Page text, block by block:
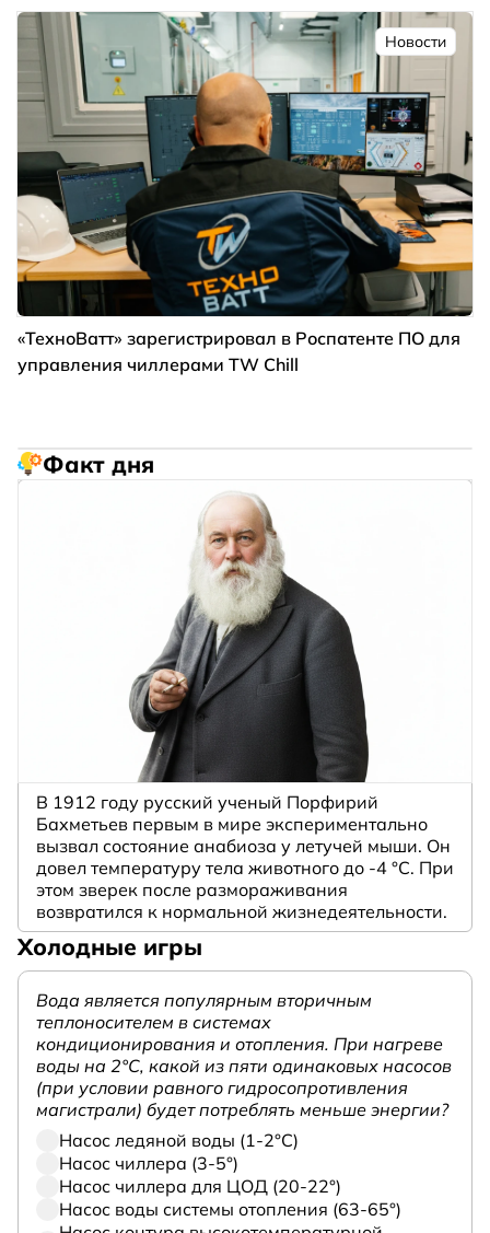
Новости
«ТехноВатт» зарегистрировал в Роспатенте ПО для
управления чиллерами TW Chill
Факт дня
В 1912 году русский ученый Порфирий
Бахметьев первым в мире экспериментально
вызвал состояние анабиоза у летучей мыши. Он
довел температуру тела животного до -4 °C. При
этом зверек после размораживания
возвратился к нормальной жизнедеятельности.
Холодные игры
Вода является популярным вторичным
теплоносителем в системах
кондиционирования и отопления. При нагреве
воды на 2°С, какой из пяти одинаковых насосов
(при условии равного гидросопротивления
магистрали) будет потреблять меньше энергии?
Насос ледяной воды (1-2°С)
Насос чиллера (3-5°)
Насос чиллера для ЦОД (20-22°)
Насос воды системы отопления (63-65°)